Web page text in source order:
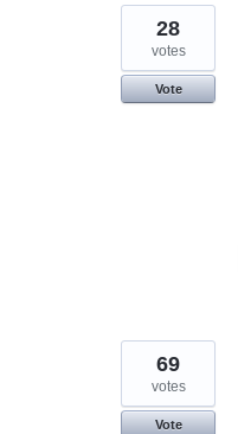
28
votes
Vote
69
votes
Vote